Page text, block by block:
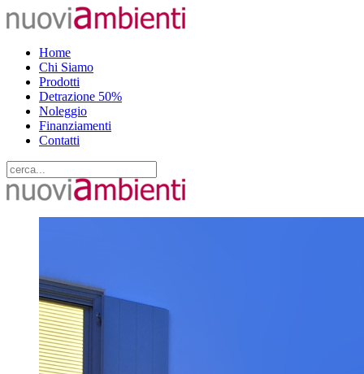
Home
Chi Siamo
Prodotti
Detrazione 50%
Noleggio
Finanziamenti
Contatti